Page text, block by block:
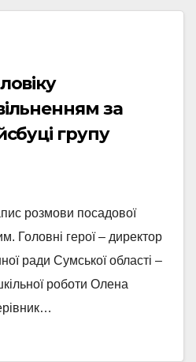
за
групу
розмови посадової
Головні герої – директор
ради Сумської області –
роботи Олена